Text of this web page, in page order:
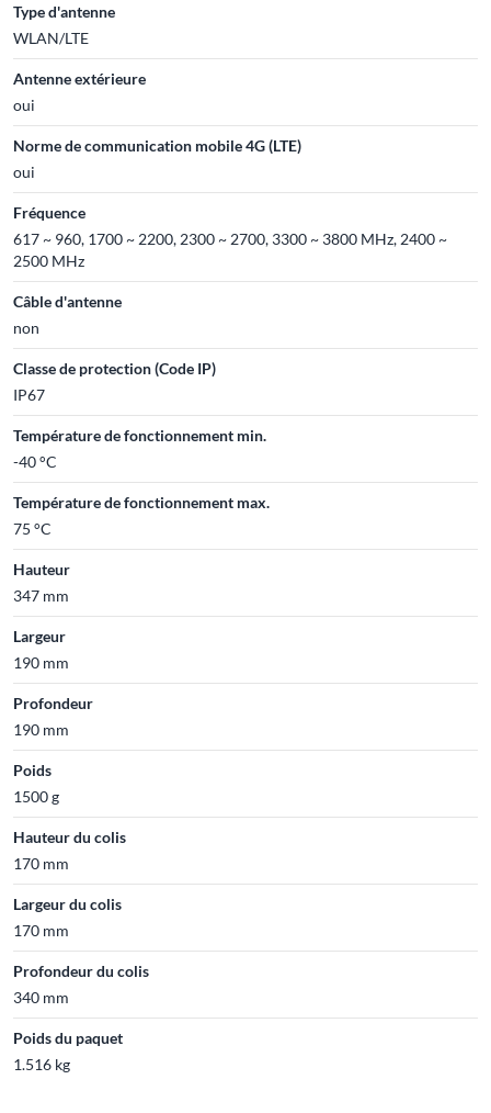
Type d'antenne
WLAN/LTE
Antenne extérieure
oui
Norme de communication mobile 4G (LTE)
oui
Fréquence
617 ~ 960, 1700 ~ 2200, 2300 ~ 2700, 3300 ~ 3800 MHz, 2400 ~
2500 MHz
Câble d'antenne
non
Classe de protection (Code IP)
IP67
Température de fonctionnement min.
-40 °C
Température de fonctionnement max.
75 °C
Hauteur
347 mm
Largeur
190 mm
Profondeur
190 mm
Poids
1500 g
Hauteur du colis
170 mm
Largeur du colis
170 mm
Profondeur du colis
340 mm
Poids du paquet
1.516 kg